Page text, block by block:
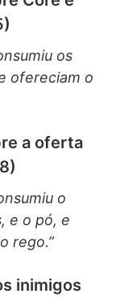
os
ofereciam o
a oferta
o
e o pó, e
rego.”
inimigos